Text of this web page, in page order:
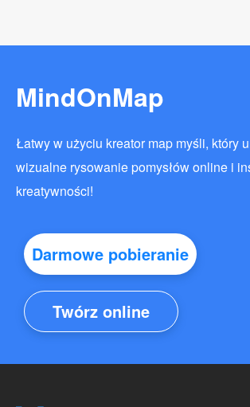
MindOnMap
Łatwy w użyciu kreator map myśli, który
wizualne rysowanie pomysłów online i
kreatywności!
Darmowe pobieranie
Twórz online